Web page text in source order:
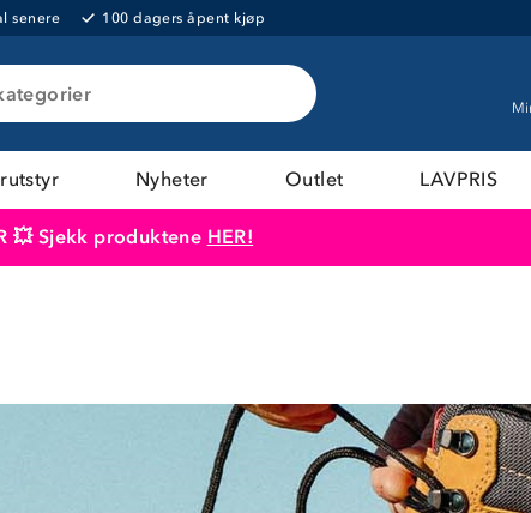
senere 100 dagers åpent kjøp
Nyheter Outlet LAVPRIS
💥 Sjekk produktene HER!